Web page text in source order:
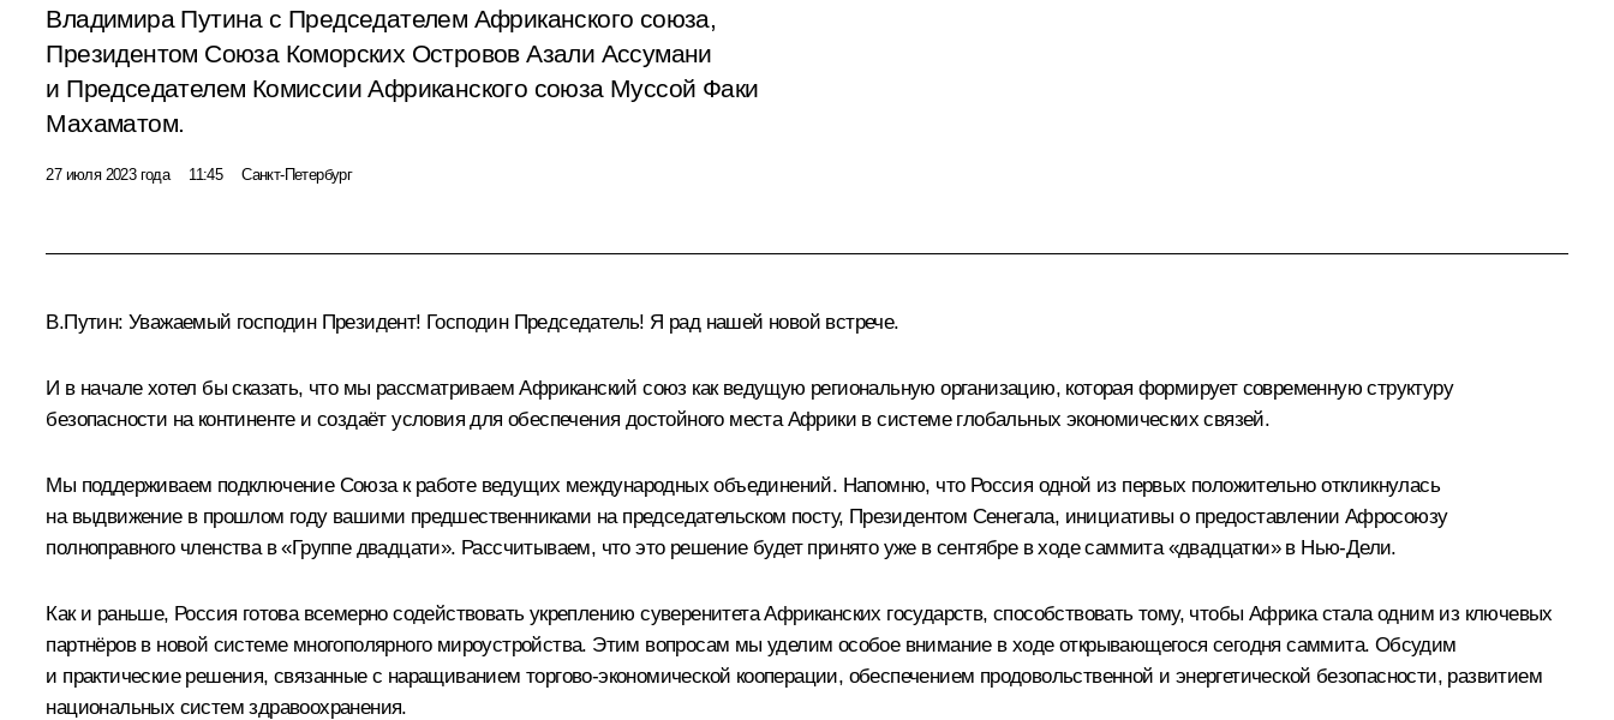
Владимира Путина с Председателем Африканского союза,
Президентом Союза Коморских Островов Азали Ассумани
и Председателем Комиссии Африканского союза Муссой Факи
Махаматом.
27 июля 2023 года 11:45 Санкт-Петербург
В.Путин: Уважаемый господин Президент! Господин Председатель! Я рад нашей новой встрече.
И в начале хотел бы сказать, что мы рассматриваем Африканский союз как ведущую региональную организацию, которая формирует современную структуру
безопасности на континенте и создаёт условия для обеспечения достойного места Африки в системе глобальных экономических связей.
Мы поддерживаем подключение Союза к работе ведущих международных объединений. Напомню, что Россия одной из первых положительно откликнулась
на выдвижение в прошлом году вашими предшественниками на председательском посту, Президентом Сенегала, инициативы о предоставлении Афросоюзу
полноправного членства в «Группе двадцати». Рассчитываем, что это решение будет принято уже в сентябре в ходе саммита «двадцатки» в Нью-Дели.
Как и раньше, Россия готова всемерно содействовать укреплению суверенитета Африканских государств, способствовать тому, чтобы Африка стала одним из ключевых
партнёров в новой системе многополярного мироустройства. Этим вопросам мы уделим особое внимание в ходе открывающегося сегодня саммита. Обсудим
и практические решения, связанные с наращиванием торгово-экономической кооперации, обеспечением продовольственной и энергетической безопасности, развитием
национальных систем здравоохранения.